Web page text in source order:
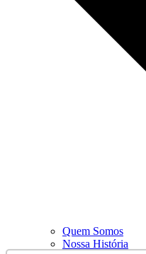
Quem Somos
Nossa História